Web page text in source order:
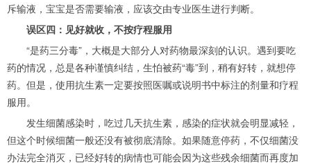
斥输液，宝宝是否需要输液，应该交由专业医生进行判断。
误区四：见好就收，不按疗程服用
“是药三分毒”，大概是大部分人对药物最深刻的认识。遇到要吃
药的情况，总是各种谨慎纠结，生怕被药“毒”到，稍有好转，就想停
药。但是，使用抗生素一定要按照医嘱或说明书中标注的剂量和疗程
服用。
发生细菌感染时，吃过几天抗生素，感染的症状就会明显减轻，
但这个时候细菌一般还没有被彻底清除。如果随意停药，不仅细菌没
办法完全消灭，已经好转的病情也可能会因为这些残余细菌而再度加